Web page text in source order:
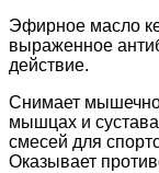
Эфирное масло
выраженное
действие.
Снимает
мышцах и
смесей для
Оказывает